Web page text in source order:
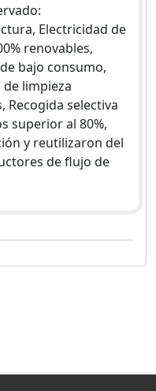
Electricidad de
renovables,
bajo consumo,
limpieza
Recogida selectiva
superior al 80%,
y reutilizaron del
de flujo de